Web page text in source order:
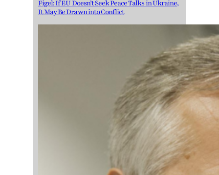
Figel: If EU Doesn’t Seek Peace Talks in Ukraine,
It May Be Drawn into Conflict